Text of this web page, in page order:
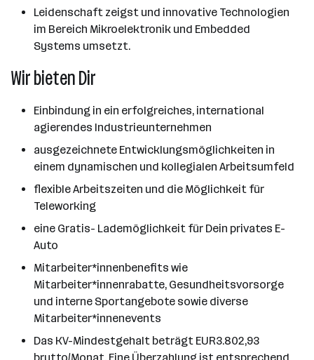
Leidenschaft zeigst und innovative Technologien
im Bereich Mikroelektronik und Embedded
Systems umsetzt.
Wir bieten Dir
Einbindung in ein erfolgreiches, international
agierendes Industrieunternehmen
ausgezeichnete Entwicklungsmöglichkeiten in
einem dynamischen und kollegialen Arbeitsumfeld
flexible Arbeitszeiten und die Möglichkeit für
Teleworking
eine Gratis- Lademöglichkeit für Dein privates E-
Auto
Mitarbeiter*innenbenefits wie
Mitarbeiter*innenrabatte, Gesundheitsvorsorge
und interne Sportangebote sowie diverse
Mitarbeiter*innenevents
Das KV-Mindestgehalt beträgt EUR3.802,93